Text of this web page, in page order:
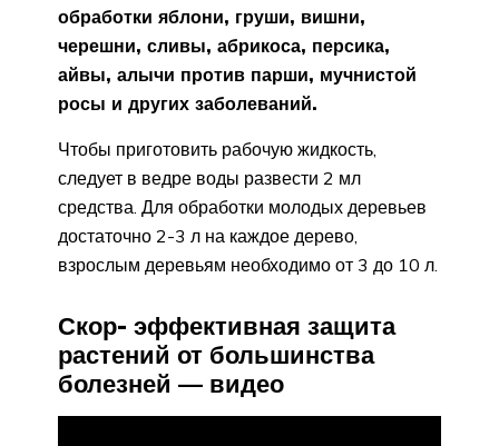
обработки яблони, груши, вишни,
черешни, сливы, абрикоса, персика,
айвы, алычи против парши, мучнистой
росы и других заболеваний.
Чтобы приготовить рабочую жидкость,
следует в ведре воды развести 2 мл
средства. Для обработки молодых деревьев
достаточно 2-3 л на каждое дерево,
взрослым деревьям необходимо от 3 до 10 л.
Скор- эффективная защита
растений от большинства
болезней — видео